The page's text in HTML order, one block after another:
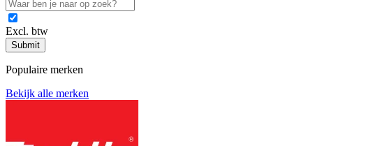
Excl. btw
Submit
Populaire merken
Bekijk alle merken